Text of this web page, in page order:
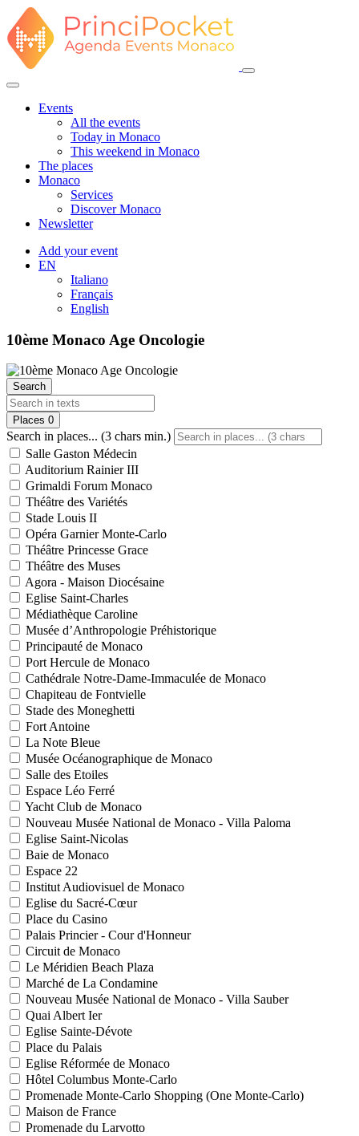
Events
All the events
Today in Monaco
This weekend in Monaco
The places
Monaco
Services
Discover Monaco
Newsletter
Add your event
EN
Italiano
Français
English
10ème Monaco Age Oncologie
Search
Places 0
Search in places... (3 chars min.)
Salle Gaston Médecin
Auditorium Rainier III
Grimaldi Forum Monaco
Théâtre des Variétés
Stade Louis II
Opéra Garnier Monte-Carlo
Théâtre Princesse Grace
Théâtre des Muses
Agora - Maison Diocésaine
Eglise Saint-Charles
Médiathèque Caroline
Musée d’Anthropologie Préhistorique
Principauté de Monaco
Port Hercule de Monaco
Cathédrale Notre-Dame-Immaculée de Monaco
Chapiteau de Fontvielle
Stade des Moneghetti
Fort Antoine
La Note Bleue
Musée Océanographique de Monaco
Salle des Etoiles
Espace Léo Ferré
Yacht Club de Monaco
Nouveau Musée National de Monaco - Villa Paloma
Eglise Saint-Nicolas
Baie de Monaco
Espace 22
Institut Audiovisuel de Monaco
Eglise du Sacré-Cœur
Place du Casino
Palais Princier - Cour d'Honneur
Circuit de Monaco
Le Méridien Beach Plaza
Marché de La Condamine
Nouveau Musée National de Monaco - Villa Sauber
Quai Albert Ier
Eglise Sainte-Dévote
Place du Palais
Eglise Réformée de Monaco
Hôtel Columbus Monte-Carlo
Promenade Monte-Carlo Shopping (One Monte-Carlo)
Maison de France
Promenade du Larvotto